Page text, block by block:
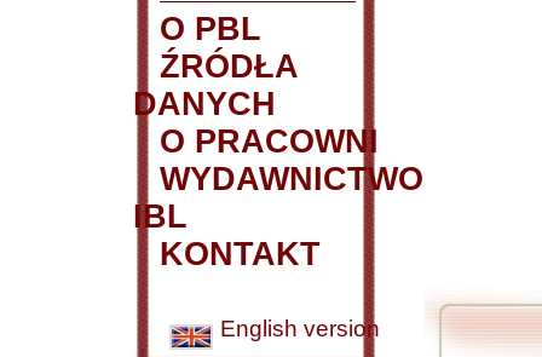
O PBL
ŹRÓDŁA
DANYCH
O PRACOWNI
WYDAWNICTWO
IBL
KONTAKT
English version